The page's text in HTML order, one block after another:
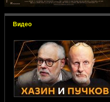
Видео